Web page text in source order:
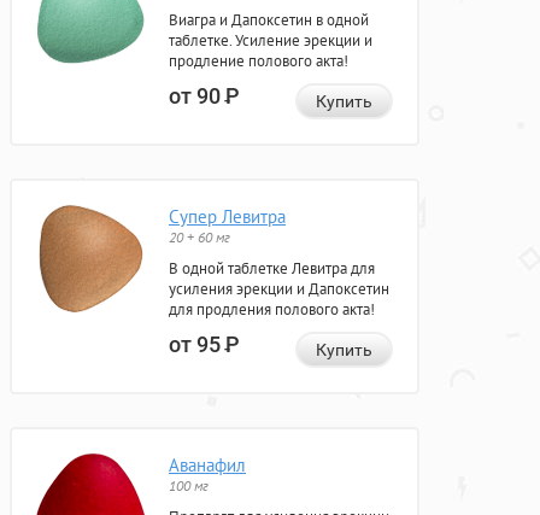
Виагра и Дапоксетин в одной
таблетке. Усиление эрекции и
продление полового акта!
от 90Р Купить
Супер Левитра
20 + 60 мг
В одной таблетке Левитра для
усиления эрекции и Дапоксетин
для продления полового акта!
от 95Р Купить
Аванафил
100 мг